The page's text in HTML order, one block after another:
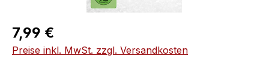
Regulärer Preis:
7,99 €
Preise inkl. MwSt. zzgl. Versandkosten